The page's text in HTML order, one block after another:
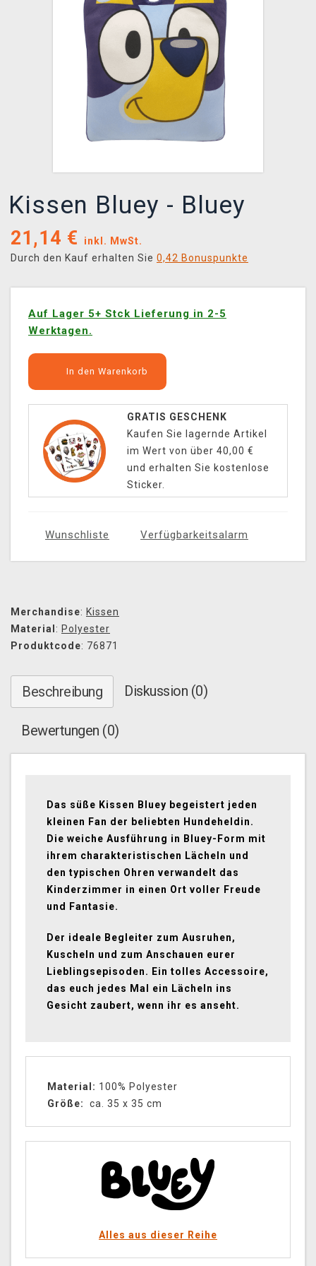
XZONE CLUB
Kissen Bluey - Bluey
21,14 €
inkl. MwSt.
Durch den Kauf erhalten Sie 0,42 Bonuspunkte
Auf Lager 5+ Stck Lieferung in 2-5
Werktagen.
In den Warenkorb
GRATIS GESCHENK
Kaufen Sie lagernde Artikel
im Wert von über 40,00 €
und erhalten Sie kostenlose
Sticker.
Wunschliste Verfügbarkeitsalarm
Merchandise: Kissen
Material : Polyester
Produktcode: 76871
Beschreibung Diskussion (0)
Bewertungen (0)
Das süße Kissen Bluey begeistert jeden
kleinen Fan der beliebten Hundeheldin.
Die weiche Ausführung in Bluey-Form mit
ihrem charakteristischen Lächeln und
den typischen Ohren verwandelt das
Kinderzimmer in einen Ort voller Freude
und Fantasie.
Der ideale Begleiter zum Ausruhen,
Kuscheln und zum Anschauen eurer
Lieblingsepisoden. Ein tolles Accessoire,
das euch jedes Mal ein Lächeln ins
Gesicht zaubert, wenn ihr es anseht.
Material: 100% Polyester
Größe:
ca. 35 x 35 cm
Alles aus dieser Reihe